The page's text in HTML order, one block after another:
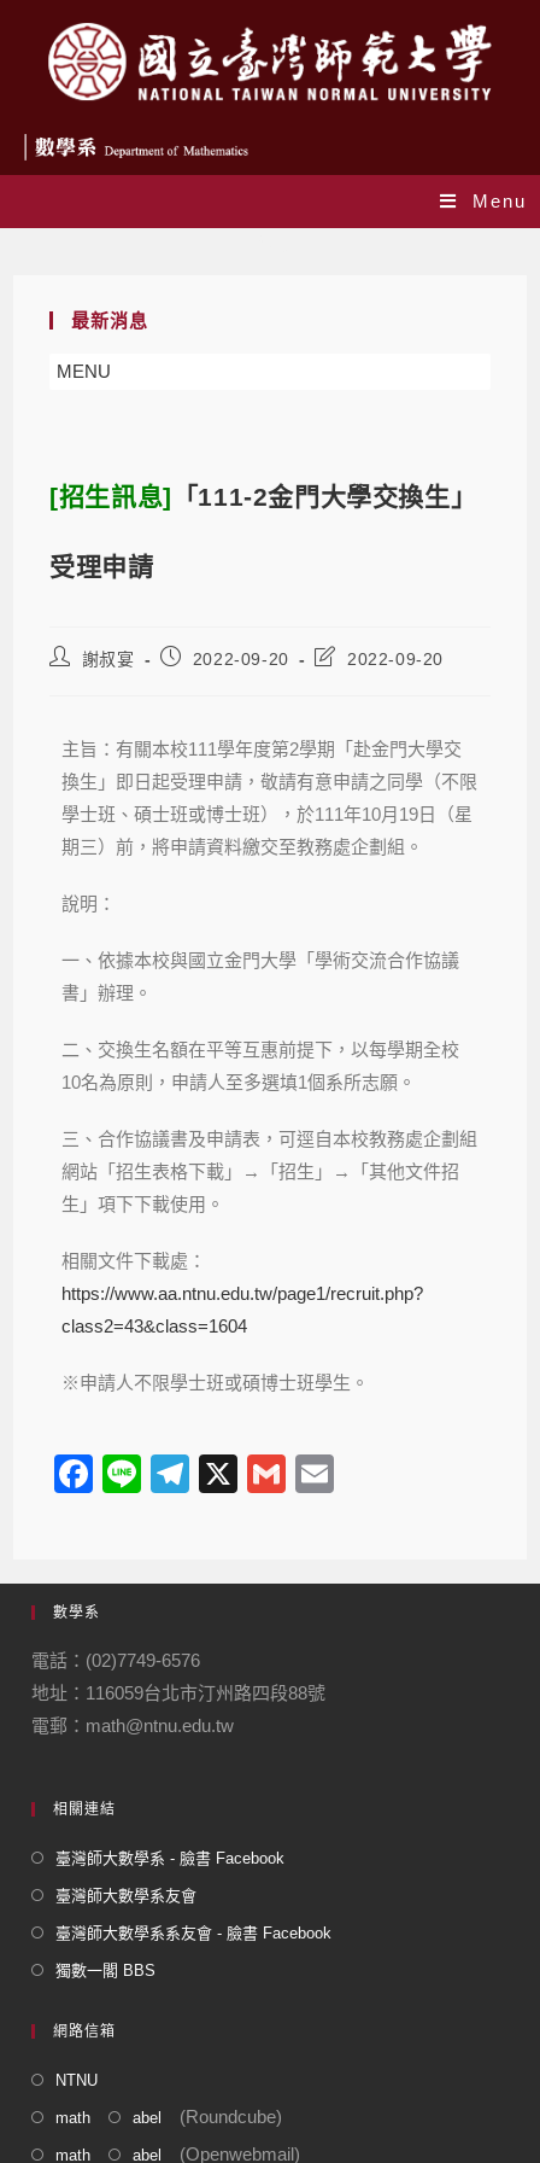
Menu
最新消息
MENU
[招生訊息] 「111-2金門大學交換生」
受理申請
謝叔宴 2022-09-20 2022-09-20
主旨：有關本校111學年度第2學期「赴金門大學交
換生」即日起受理申請，敬請有意申請之同學（不限
學士班、碩士班或博士班），於111年10月19日（星
期三）前，將申請資料繳交至教務處企劃組。
說明：
一、依據本校與國立金門大學「學術交流合作協議
書」辦理。
二、交換生名額在平等互惠前提下，以每學期全校
10名為原則，申請人至多選填1個系所志願。
三、合作協議書及申請表，可逕自本校教務處企劃組
網站「招生表格下載」→「招生」→「其他文件招
生」項下下載使用。
相關文件下載處：
https://www.aa.ntnu.edu.tw/page1/recruit.php?
class2=43&class=1604
※申請人不限學士班或碩博士班學生。
F
e
b
o
o
k
Li
T
gr
m
X
G
數學系
電話：(02)7749-6576
地址：116059台北市汀州路四段88號
電郵：math@ntnu.edu.tw
相關連結
臺灣師大數學系 - 臉書 Facebook
臺灣師大數學系友會
臺灣師大數學系系友會 - 臉書 Facebook
獨數一閣 BBS
網路信箱
NTNU
math abel (Roundcube)
math abel (Openwebmail)